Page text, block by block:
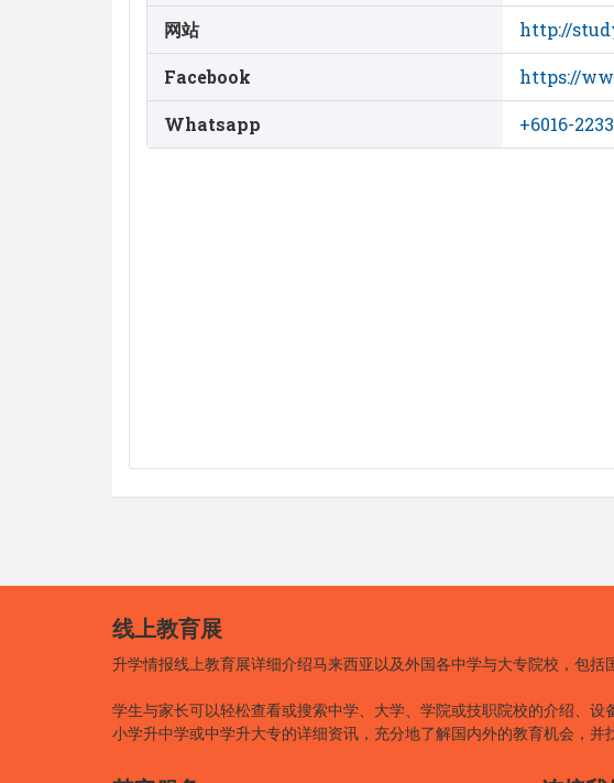
网站 http://
Facebook https://
Whatsapp +6016-
线上教育展
升学情报线上教育展详细介绍马来西亚以及外国各中学与大专院校，包
学生与家长可以轻松查看或搜索中学、大学、学院或技职院校的介绍、
小学升中学或中学升大专的详细资讯，充分地了解国内外的教育机会，并